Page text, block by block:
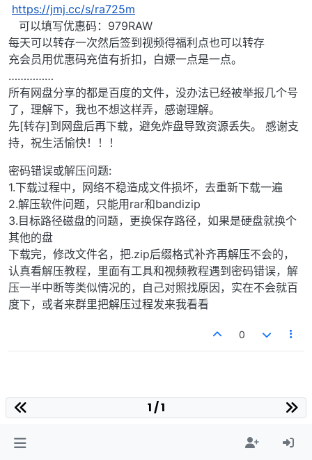
https://jmj.cc/s/ra725m
可以填写优惠码：979RAW
每天可以转存一次然后签到视频得福利点也可以转存
充会员用优惠码充值有折扣，白嫖一点是一点。
……………
所有网盘分享的都是百度的文件，没办法已经被举报几个号
了，理解下，我也不想这样弄，感谢理解。
先[转存]到网盘后再下载，避免炸盘导致资源丢失。 感谢支
持，祝生活愉快！！！
密码错误或解压问题:
1.下载过程中，网络不稳造成文件损坏，去重新下载一遍
2.解压软件问题，只能用rar和bandizip
3.目标路径磁盘的问题，更换保存路径，如果是硬盘就换个
其他的盘
下载完，修改文件名，把.zip后缀格式补齐再解压不会的，
认真看解压教程，里面有工具和视频教程遇到密码错误，解
压一半中断等类似情况的，自己对照找原因，实在不会就百
度下，或者来群里把解压过程发来我看看
0
1 / 1